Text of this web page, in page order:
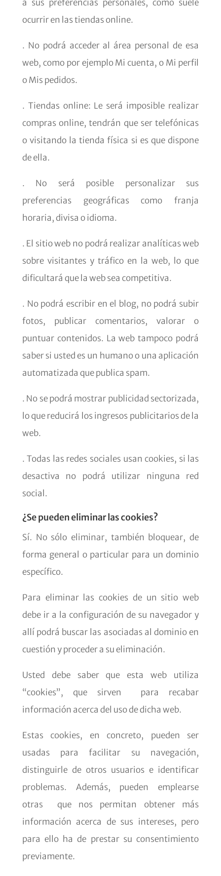
a sus preferencias personales, como suele
ocurrir en las tiendas online.
. No podrá acceder al área personal de esa
web, como por ejemplo Mi cuenta, o Mi perfil
o Mis pedidos.
. Tiendas online: Le será imposible realizar
compras online, tendrán que ser telefónicas
o visitando la tienda física si es que dispone
de ella.
. No será posible personalizar sus
preferencias geográficas como franja
horaria, divisa o idioma.
. El sitio web no podrá realizar analíticas web
sobre visitantes y tráfico en la web, lo que
dificultará que la web sea competitiva.
. No podrá escribir en el blog, no podrá subir
fotos, publicar comentarios, valorar o
puntuar contenidos. La web tampoco podrá
saber si usted es un humano o una aplicación
automatizada que publica spam.
. No se podrá mostrar publicidad sectorizada,
lo que reducirá los ingresos publicitarios de la
web.
. Todas las redes sociales usan cookies, si las
desactiva no podrá utilizar ninguna red
social.
¿Se pueden eliminar las cookies?
Sí. No sólo eliminar, también bloquear, de
forma general o particular para un dominio
específico.
Para eliminar las cookies de un sitio web
debe ir a la configuración de su navegador y
allí podrá buscar las asociadas al dominio en
cuestión y proceder a su eliminación.
Usted debe saber que esta web utiliza
“cookies”, que sirven para recabar
información acerca del uso de dicha web.
Estas cookies, en concreto, pueden ser
usadas para facilitar su navegación,
distinguirle de otros usuarios e identificar
problemas. Además, pueden emplearse
otras que nos permitan obtener más
información acerca de sus intereses, pero
para ello ha de prestar su consentimiento
previamente.